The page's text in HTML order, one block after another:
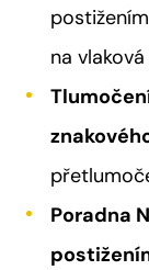
na
Poradna